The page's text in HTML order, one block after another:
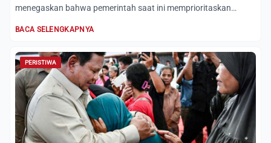
menegaskan bahwa pemerintah saat ini memprioritaskan
BACA SELENGKAPNYA
PERISTIWA